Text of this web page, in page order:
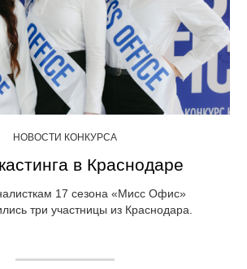
НОВОСТИ КОНКУРСА
в Краснодаре
17 сезона «Мисс Офис»
три участницы из Краснодара.